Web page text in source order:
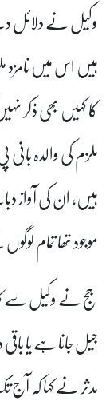
وکیل نے دلائل
ہیں اس میں نامزد
کا کہیں بھی ذکر
ملزم کی والدہ
ہیں، ان کی آواز
موجود تھا تمام
جج نے وکیل سے
جیل جانا ہے یا
مدثر نے کہا کہ